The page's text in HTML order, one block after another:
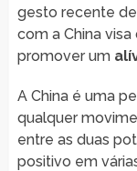
gesto recente
com a China
promover um
A China é uma
qualquer
entre as duas
positivo em